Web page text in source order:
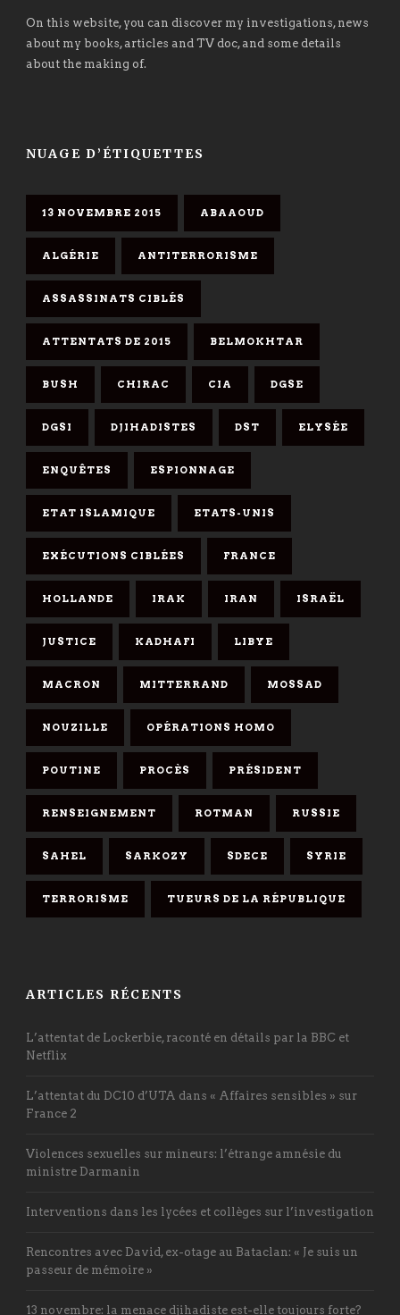
On this website, you can discover my investigations, news
about my books, articles and TV doc, and some details
about the making of.
NUAGE D’ÉTIQUETTES
13 NOVEMBRE 2015 ABAAOUD
ALGÉRIE ANTITERRORISME
ASSASSINATS CIBLÉS
ATTENTATS DE 2015 BELMOKHTAR
BUSH CHIRAC CIA DGSE
DGSI DJIHADISTES DST ELYSÉE
ENQUÊTES ESPIONNAGE
ETAT ISLAMIQUE ETATS-UNIS
EXÉCUTIONS CIBLÉES FRANCE
HOLLANDE IRAK IRAN ISRAËL
JUSTICE KADHAFI LIBYE
MACRON MITTERRAND MOSSAD
NOUZILLE OPÉRATIONS HOMO
POUTINE PROCÈS PRÉSIDENT
RENSEIGNEMENT ROTMAN RUSSIE
SAHEL SARKOZY SDECE SYRIE
TERRORISME TUEURS DE LA RÉPUBLIQUE
ARTICLES RÉCENTS
L’attentat de Lockerbie, raconté en détails par la BBC et
Netflix
L’attentat du DC10 d’UTA dans « Affaires sensibles » sur
France 2
Violences sexuelles sur mineurs: l’étrange amnésie du
ministre Darmanin
Interventions dans les lycées et collèges sur l’investigation
Rencontres avec David, ex-otage au Bataclan: « Je suis un
passeur de mémoire »
13 novembre: la menace djihadiste est-elle toujours forte?